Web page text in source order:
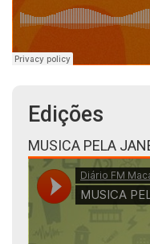
Edições
MUSICA PELA